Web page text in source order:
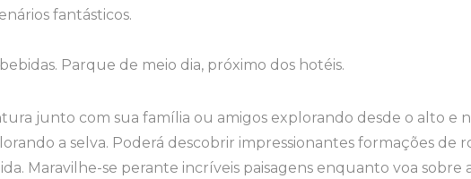
fantásticos.
Parque de meio dia, próximo dos hotéis.
junto com sua família ou amigos explorando desde o alto
a selva. Poderá descobrir impressionantes formações de
Maravilhe-se perante incríveis paisagens enquanto voa sobre